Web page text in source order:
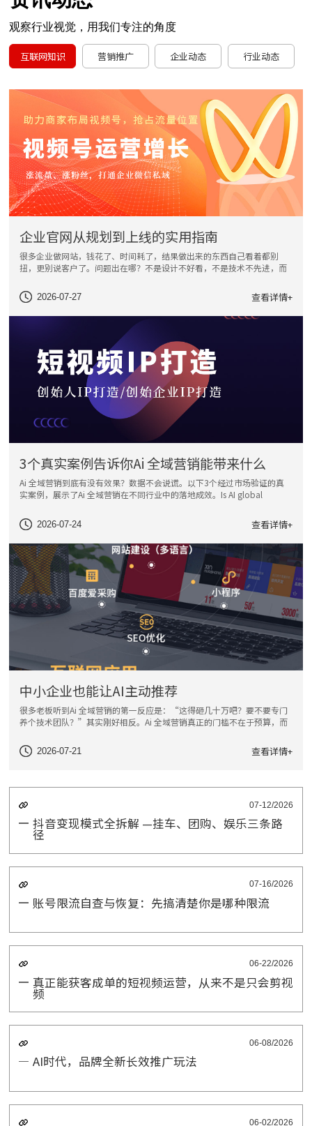
观察行业视觉，用我们专注的角度
互联网知识 营销推广 企业动态 行业动态
企业官网从规划到上线的实用指南
很多企业做网站，钱花了、时间耗了，结果做出来的东西自己看着都别
扭，更别说客户了。问题出在哪？不是设计不好看，不是技术不先进，而
么”。Many
2026-07-27 查看详情+
3个真实案例告诉你Ai 全域营销能带来什么
Ai 全域营销到底有没有效果？数据不会说谎。以下3个经过市场验证的真
实案例，展示了Ai 全域营销在不同行业中的落地成效。Is AI global
2026-07-24 查看详情+
中小企业也能让AI主动推荐
很多老板听到Ai 全域营销的第一反应是：“这得砸几十万吧？要不要专门
养个技术团队？”其实刚好相反。Ai 全域营销真正的门槛不在于预算，而
2026-07-21 查看详情+
07-12/2026
抖音变现模式全拆解 —挂车、团购、娱乐三条路
径
07-16/2026
账号限流自查与恢复：先搞清楚你是哪种限流
06-22/2026
真正能获客成单的短视频运营，从来不是只会剪视
频
06-08/2026
AI时代，品牌全新长效推广玩法
06-02/2026